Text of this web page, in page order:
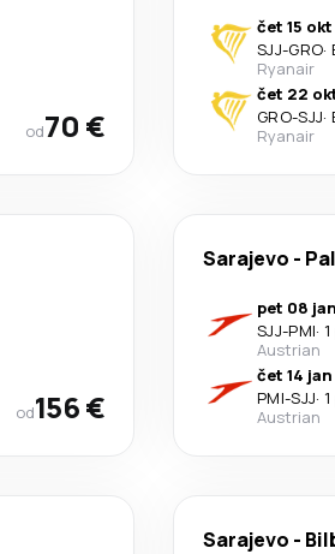
od70 €
čet 15 okt
SJJ-GRO·
Ryanair
čet 22
GRO-SJJ·
Ryanair
od156 €
Sarajevo -
pet 08 jan
SJJ-PMI·
Austrian
čet 14 jan
PMI-SJJ·
Austrian
Sarajevo -